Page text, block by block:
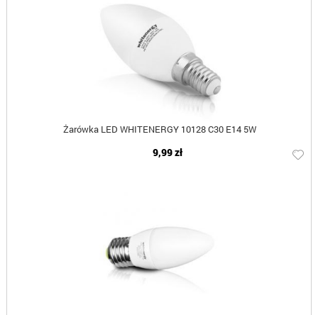
Żarówka LED WHITENERGY 10128 C30 E14 5W
9,99 zł